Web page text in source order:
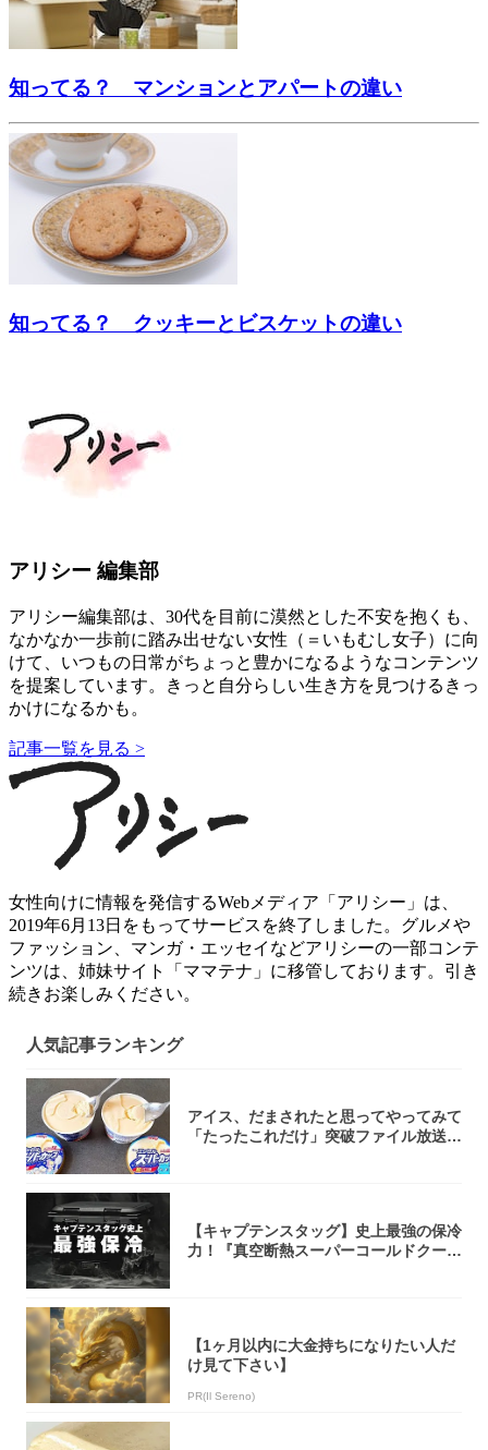
知ってる？ マンションとアパートの違い
知ってる？ クッキーとビスケットの違い
アリシー 編集部
アリシー編集部は、30代を目前に漠然とした不安を抱くも、
なかなか一歩前に踏み出せない女性（＝いもむし女子）に向
けて、いつもの日常がちょっと豊かになるようなコンテンツ
を提案しています。きっと自分らしい生き方を見つけるきっ
かけになるかも。
記事一覧を見る >
女性向けに情報を発信するWebメディア「アリシー」は、
2019年6月13日をもってサービスを終了しました。グルメや
ファッション、マンガ・エッセイなどアリシーの一部コンテ
ンツは、姉妹サイト「ママテナ」に移管しております。引き
続きお楽しみください。
人気記事ランキング
アイス、だまされたと思ってやってみて
「たったこれだけ」突破ファイル放送で
【キャプテンスタッグ】史上最強の保冷
力！『真空断熱スーパーコールドクーラ
【1ヶ月以内に大金持ちになりたい人だ
け見て下さい】
PR(Il Sereno)